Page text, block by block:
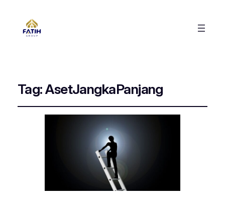
Tag:AsetJangkaPanjang